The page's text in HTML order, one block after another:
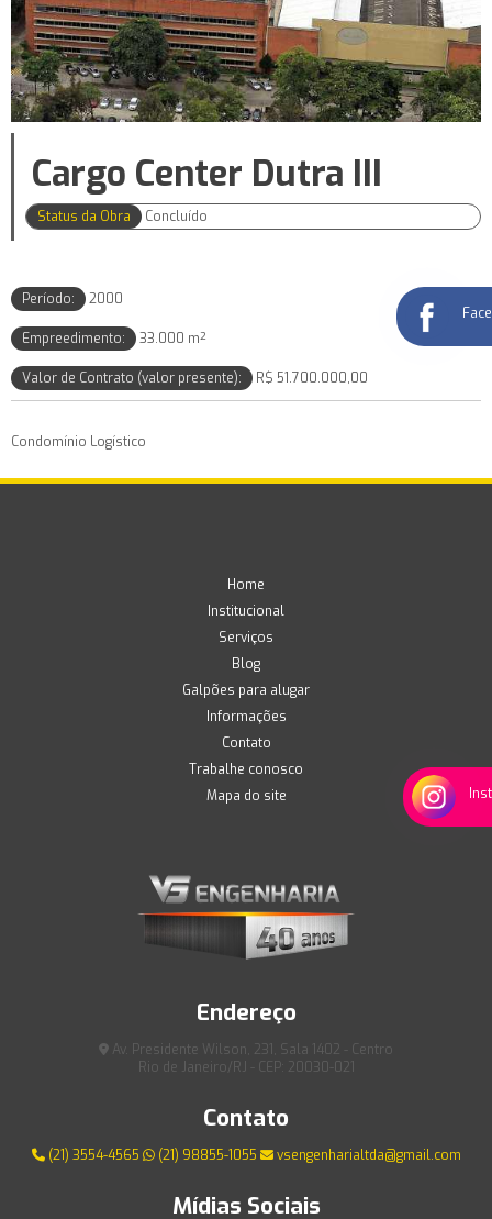
Cargo Center Dutra III
Status da Obra Concluído
Período: 2000
Empreedimento: 33.000 m²
Valor de Contrato (valor presente): R$ 51.700.000,00
Condomínio Logístico
Home
Institucional
Serviços
Blog
Galpões para alugar
Informações
Contato
Trabalhe conosco
Mapa do site
Endereço
Av. Presidente Wilson, 231, Sala 1402 - Centro
Rio de Janeiro/RJ - CEP: 20030-021
Contato
(21) 3554-4565 (21) 98855-1055 vsengenharialtda@gmail.com
Mídias Sociais